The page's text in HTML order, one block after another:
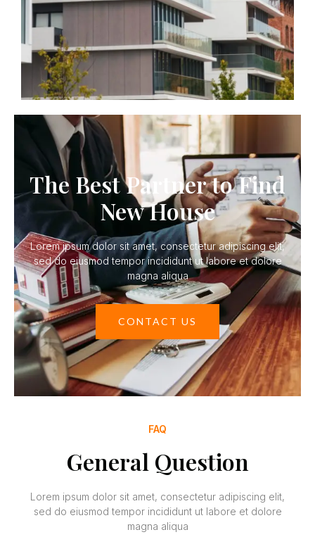
The Best Partner to Find
New House
Lorem ipsum dolor sit amet, consectetur adipiscing elit,
sed do eiusmod tempor incididunt ut labore et dolore
magna aliqua
CONTACT US
FAQ
General Question
Lorem ipsum dolor sit amet, consectetur adipiscing elit,
sed do eiusmod tempor incididunt ut labore et dolore
magna aliqua